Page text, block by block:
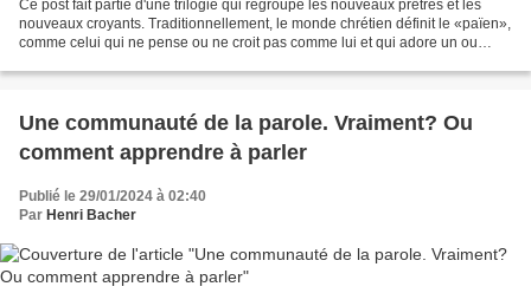
Ce post fait partie d'une trilogie qui regroupe les nouveaux prêtres et les
nouveaux croyants. Traditionnellement, le monde chrétien définit le «païen»,
comme celui qui ne pense ou ne croit pas comme lui et qui adore un ou
Une communauté de la parole. Vraiment? Ou
comment apprendre à parler
Publié le 29/01/2024 à 02:40
Par Henri Bacher